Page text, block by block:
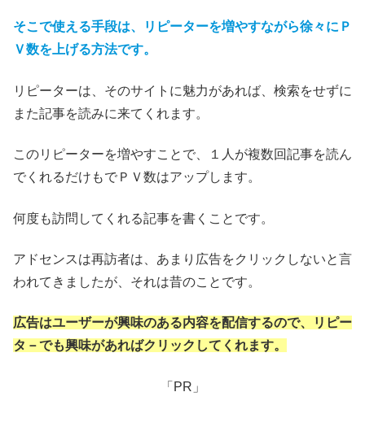
そこで使える手段は、リピーターを増やすながら徐々にＰ
Ｖ数を上げる方法です。
リピーターは、そのサイトに魅力があれば、検索をせずに
また記事を読みに来てくれます。
このリピーターを増やすことで、１人が複数回記事を読ん
でくれるだけもでＰＶ数はアップします。
何度も訪問してくれる記事を書くことです。
アドセンスは再訪者は、あまり広告をクリックしないと言
われてきましたが、それは昔のことです。
広告はユーザーが興味のある内容を配信するので、リピー
タ－でも興味があればクリックしてくれます。
「PR」